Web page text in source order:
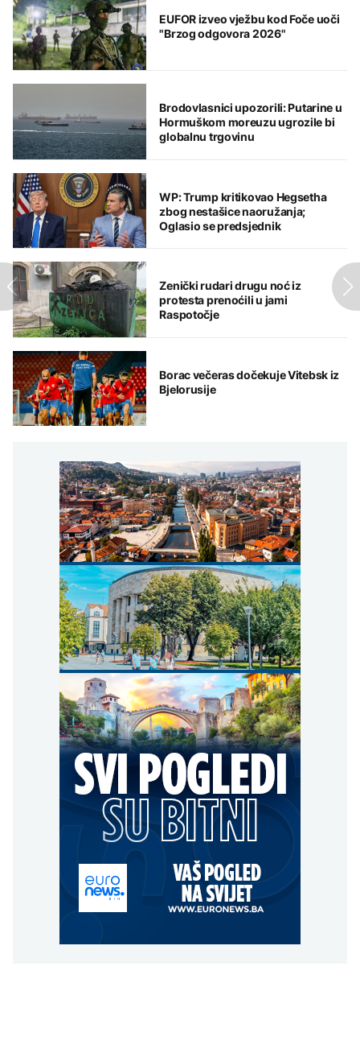
EUFOR izveo vježbu kod Foče uoči
"Brzog odgovora 2026"
Brodovlasnici upozorili: Putarine u
Hormuškom moreuzu ugrozile bi
globalnu trgovinu
WP: Trump kritikovao Hegsetha
zbog nestašice naoružanja;
Oglasio se predsjednik
Zenički rudari drugu noć iz
protesta prenoćili u jami
Raspotočje
Borac večeras dočekuje Vitebsk iz
Bjelorusije